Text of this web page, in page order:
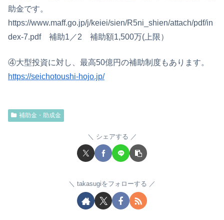
助金です。
https://www.maff.go.jp/j/keiei/sien/R5ni_shien/attach/pdf/in
dex-7.pdf 補助1／2 補助額1,500万(上限）
④大型投資に対し、最高50億円の補助制度もあります。
https://seichotoushi-hojo.jp/
補助金・助成金
シェアする
takasugiをフォローする